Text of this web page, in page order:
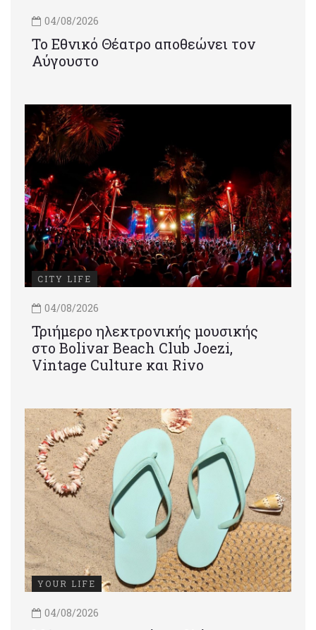
04/08/2026
Το Εθνικό Θέατρο αποθεώνει τον
Αύγουστο
CITY LIFE
04/08/2026
Τριήμερο ηλεκτρονικής μουσικής
στο Bolivar Beach Club Joezi,
Vintage Culture και Rivo
YOUR LIFE
04/08/2026